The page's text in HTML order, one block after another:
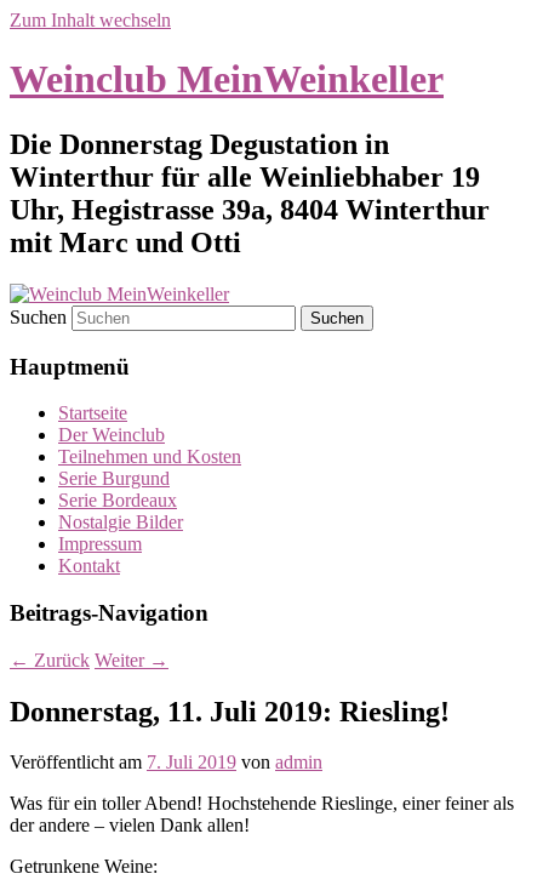
Zum Inhalt wechseln
Weinclub MeinWeinkeller
Die Donnerstag Degustation in
Winterthur für alle Weinliebhaber 19
Uhr, Hegistrasse 39a, 8404 Winterthur
mit Marc und Otti
Suchen
Hauptmenü
Startseite
Der Weinclub
Teilnehmen und Kosten
Serie Burgund
Serie Bordeaux
Nostalgie Bilder
Impressum
Kontakt
Beitrags-Navigation
← Zurück Weiter →
Donnerstag, 11. Juli 2019: Riesling!
Veröffentlicht am 7. Juli 2019 von admin
Was für ein toller Abend! Hochstehende Rieslinge, einer feiner als
der andere – vielen Dank allen!
Getrunkene Weine: